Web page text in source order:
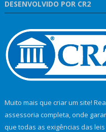
DESENVOLVIDO POR CR2
Muito mais que criar um site!
assessoria completa, onde
que todas as exigências das